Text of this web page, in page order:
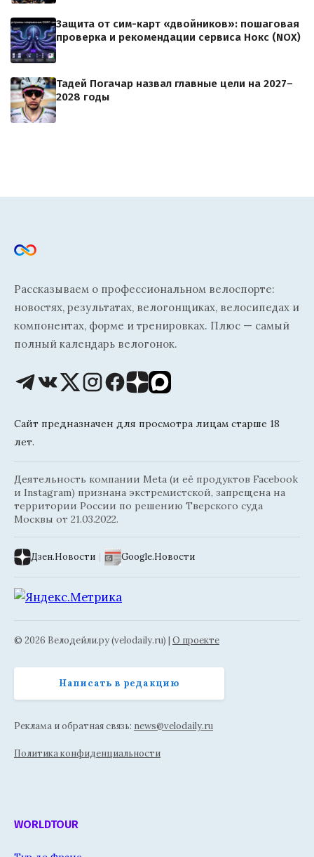
Защита от сим-карт «двойников»: пошаговая
проверка и рекомендации сервиса Нокс (NOX)
Тадей Погачар назвал главные цели на 2027–
2028 годы
Рассказываем о профессиональном велоспорте:
новостях, результатах, велогонщиках, велосипедах и
компонентах, форме и тренировках. Плюс — самый
полный календарь велогонок.
Сайт предназначен для просмотра лицам старше 18
лет.
Деятельность компании Meta (и её продуктов Facebook
и Instagram) признана экстремистской, запрещена на
территории России по решению Тверского суда
Москвы от 21.03.2022.
Дзен.Новости | Google.Новости
© 2026 Велодейли.ру (velodaily.ru) | О проекте
Написать в редакцию
Реклама и обратная связь: news@velodaily.ru
Политика конфиденциальности
WORLDTOUR